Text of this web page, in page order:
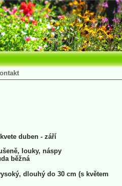
duben - září
louky, náspy
běžná
dlouhý do 30 cm (s květem